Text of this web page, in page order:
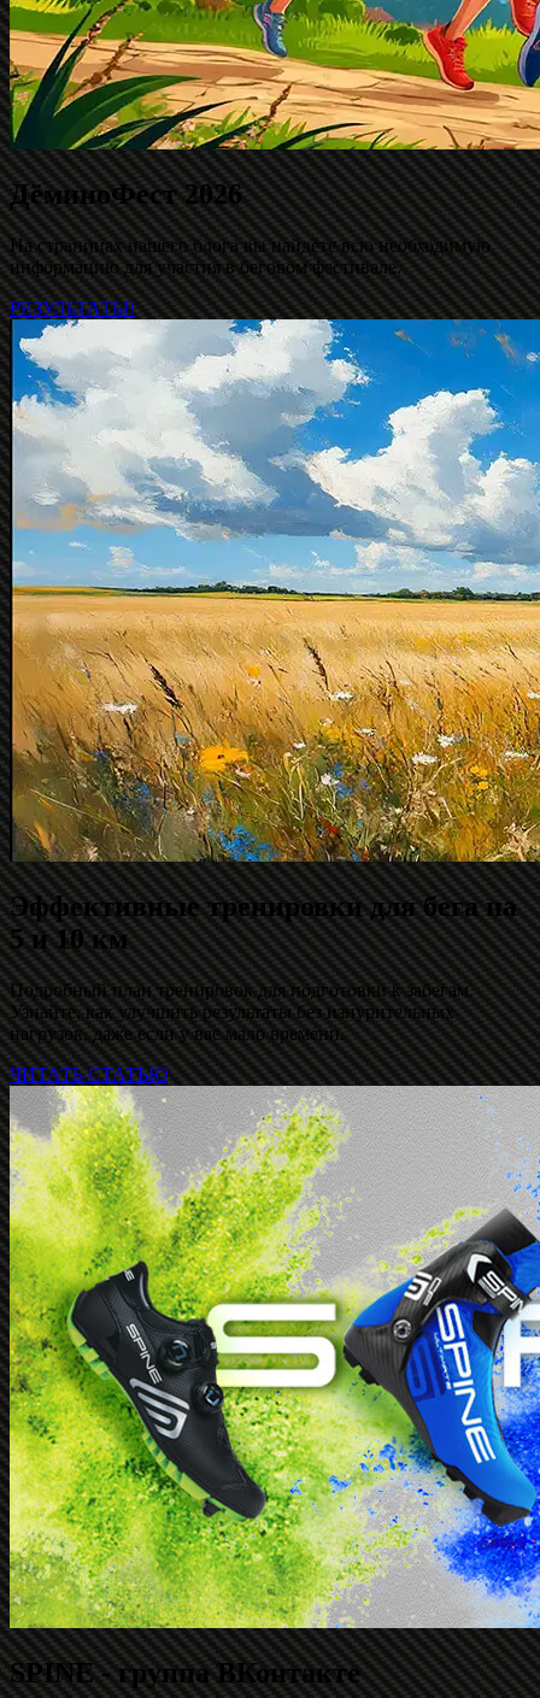
ДёминоФест 2026
На страницах нашего блога вы найдёте всю необходимую
информацию для участия в беговом фестивале.
РЕЗУЛЬТАТЫ!
Эффективные тренировки для бега на
5 и 10 км
Подробный план тренировок для подготовки к забегам.
Узнайте, как улучшить результаты без изнурительных
нагрузок, даже если у вас мало времени.
ЧИТАТЬ СТАТЬЮ
SPINE - группа ВКонтакте